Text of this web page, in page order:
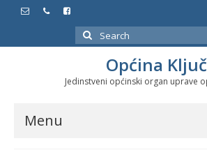
Search
for:
Općina Ključ
Jedinstveni općinski organ uprave
Menu